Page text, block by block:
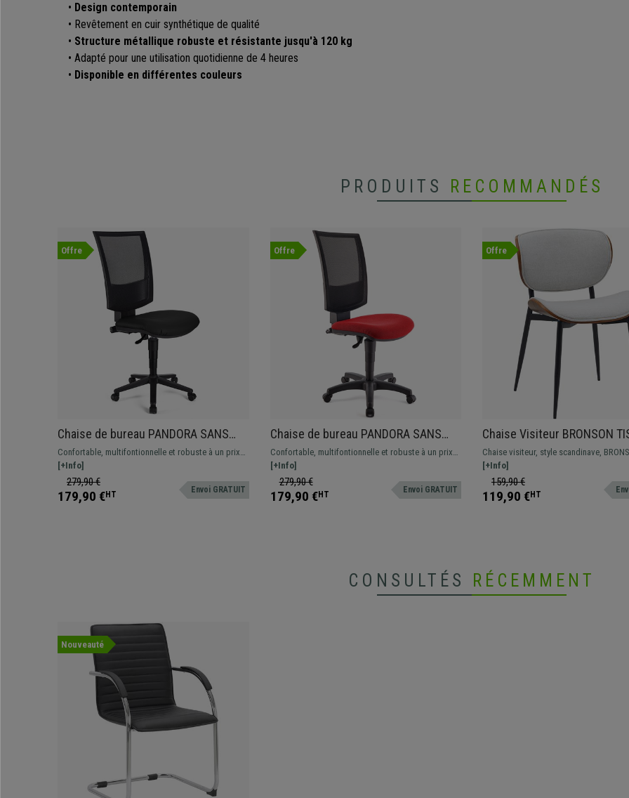
• Design contemporain
• Revêtement en cuir synthétique de qualité
• Structure métallique robuste et résistante jusqu'à 120 kg
• Adapté pour une utilisation quotidienne de 4 heures
• Disponible en différentes couleurs
PRODUITS RECOMMANDÉS
Offre
Chaise de bureau PANDORA SANS
ACCOUDOIRS CUIR, Dossier Ajustable
en Maille, Rembourrage épais, Noir
Confortable, multifontionnelle et robuste à un prix
imbattable. Cette magnifique chaise est idéale pour
une utilisation quotidienne, disponible en
différentes couleurs
[+Info]
279,90 €
179,90 €HT Envoi GRATUIT
Offre
Chaise de bureau PANDORA SANS
ACCOUDOIRS, Dossier Ajustable en
Maille, Rembourrage épais, Rouge
Confortable, multifontionnelle et robuste à un prix
imbattable. Cette magnifique chaise est idéale pour
une utilisation quotidienne, disponible en
différentes couleurs
[+Info]
279,90 €
179,90 €HT Envoi GRATUIT
Offre
Chaise Visiteur BRONSON
Design Exclusif, Structure
Crème
Chaise visiteur, style scandinave,
modèle unique, disponible en cuir
tissu
[+Info]
159,90 €
119,90 €HT
CONSULTÉS RÉCEMMENT
Nouveauté